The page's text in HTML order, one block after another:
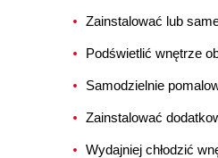
Zainstalować lub
Podświetlić wnętrze
Samodzielnie
Zainstalować
Wydajniej chłodzić